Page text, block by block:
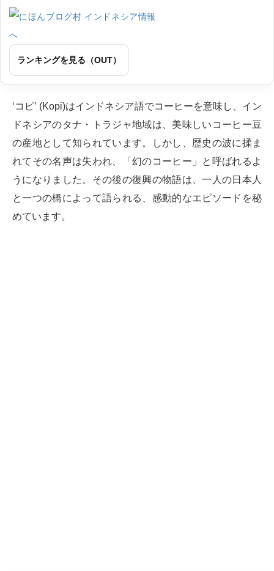
ランキングを見る（OUT）
‘コピ’ (Kopi)はインドネシア語でコーヒーを意味し、イン
ドネシアのタナ・トラジャ地域は、美味しいコーヒー豆
の産地として知られています。しかし、歴史の波に揉ま
れてその名声は失われ、「幻のコーヒー」と呼ばれるよ
うになりました。その後の復興の物語は、一人の日本人
と一つの橋によって語られる、感動的なエピソードを秘
めています。